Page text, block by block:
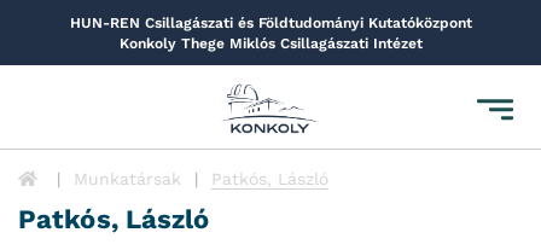
HUN-REN Csillagászati és Földtudományi Kutatóközpont
Konkoly Thege Miklós Csillagászati Intézet
Toggle
Munkatársak Patkós, László
Patkós, László